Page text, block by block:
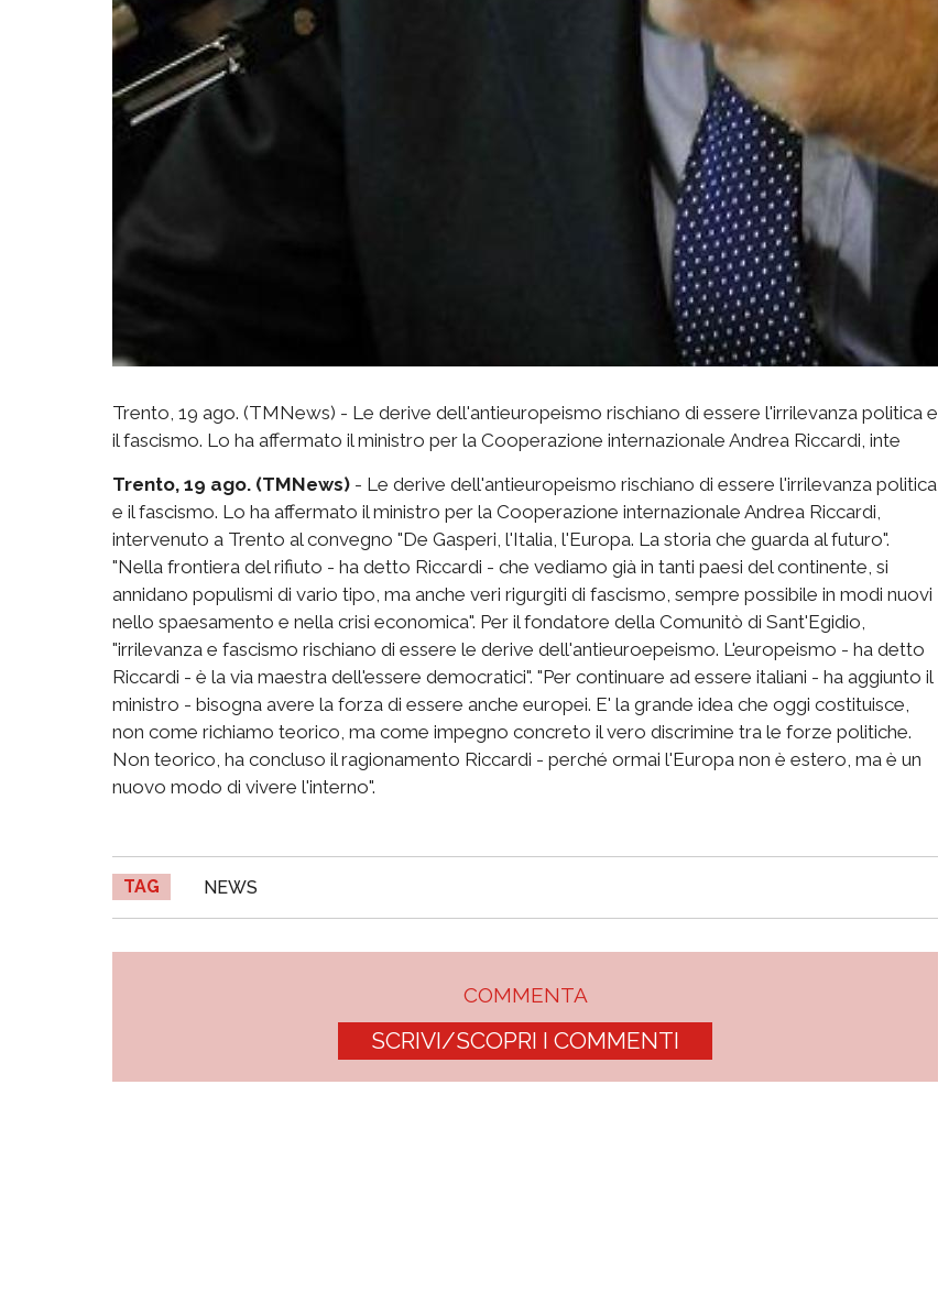
Trento, 19 ago. (TMNews) - Le derive dell'antieuropeismo rischiano di essere l'irrilevanza politica e
il fascismo. Lo ha affermato il ministro per la Cooperazione internazionale Andrea Riccardi, inte
Trento, 19 ago. (TMNews) - Le derive dell'antieuropeismo rischiano di essere l'irrilevanza politica
e il fascismo. Lo ha affermato il ministro per la Cooperazione internazionale Andrea Riccardi,
intervenuto a Trento al convegno "De Gasperi, l'Italia, l'Europa. La storia che guarda al futuro".
"Nella frontiera del rifiuto - ha detto Riccardi - che vediamo già in tanti paesi del continente, si
annidano populismi di vario tipo, ma anche veri rigurgiti di fascismo, sempre possibile in modi nuovi
nello spaesamento e nella crisi economica". Per il fondatore della Comunitò di Sant'Egidio,
"irrilevanza e fascismo rischiano di essere le derive dell'antieuroepeismo. L'europeismo - ha detto
Riccardi - è la via maestra dell'essere democratici". "Per continuare ad essere italiani - ha aggiunto il
ministro - bisogna avere la forza di essere anche europei. E' la grande idea che oggi costituisce,
non come richiamo teorico, ma come impegno concreto il vero discrimine tra le forze politiche.
Non teorico, ha concluso il ragionamento Riccardi - perché ormai l'Europa non è estero, ma è un
nuovo modo di vivere l'interno".
TAG NEWS
COMMENTA
SCRIVI/SCOPRI I COMMENTI